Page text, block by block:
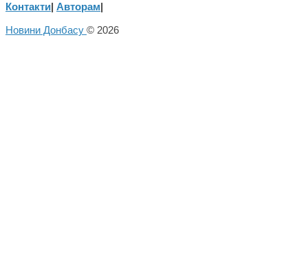
Контакти| Авторам|
Новини Донбасу © 2026